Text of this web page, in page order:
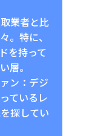
業者と比
。特に、
を持って
層。
ン：デジ
ているレ
探してい